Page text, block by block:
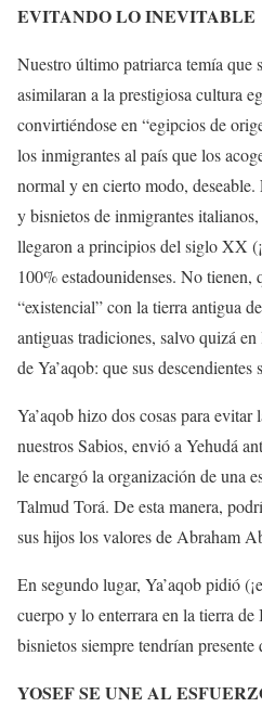
EVITANDO LO INEVITABLE
Nuestro último patriarca temía que
asimilaran a la prestigiosa cultura
convirtiéndose en “egipcios de
los inmigrantes al país que los
normal y en cierto modo,
y bisnietos de inmigrantes
llegaron a principios del siglo XX
100% estadounidenses. No tienen,
“existencial” con la tierra antigua
antiguas tradiciones, salvo quizá
de Ya’aqob: que sus descendientes
Ya’aqob hizo dos cosas para
nuestros Sabios, envió a Yehudá
le encargó la organización de una
Talmud Torá. De esta manera,
sus hijos los valores de Abraham
En segundo lugar, Ya’aqob pidió
cuerpo y lo enterrara en la tierra
bisnietos siempre tendrían presente
YOSEF SE UNE AL